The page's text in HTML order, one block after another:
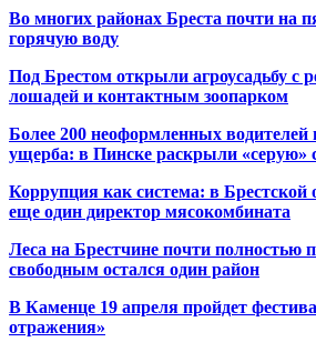
Во многих районах Бреста почти на
горячую воду
Под Брестом открыли агроусадьбу с
лошадей и контактным зоопарком
Более 200 неоформленных водителей
ущерба: в Пинске раскрыли «серую»
Коррупция как система: в Брестской
еще один директор мясокомбината
Леса на Брестчине почти полностью
свободным остался один район
В Каменце 19 апреля пройдет
отражения»